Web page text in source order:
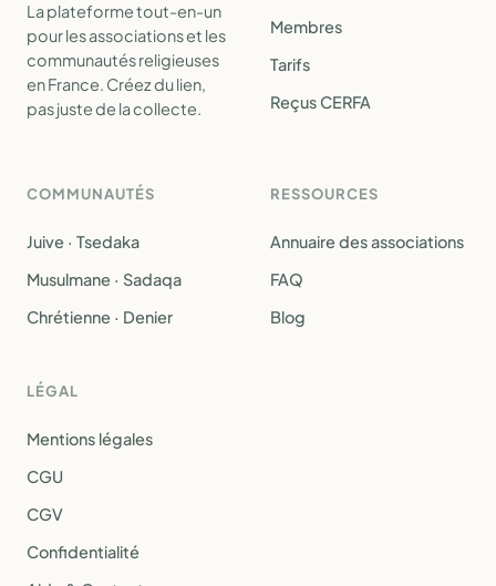
La plateforme tout-en-un
pour les associations et les
communautés religieuses
en France. Créez du lien,
pas juste de la collecte.
Membres
Tarifs
Reçus CERFA
COMMUNAUTÉS
Juive · Tsedaka
Musulmane · Sadaqa
Chrétienne · Denier
RESSOURCES
Annuaire des associations
FAQ
Blog
LÉGAL
Mentions légales
CGU
CGV
Confidentialité